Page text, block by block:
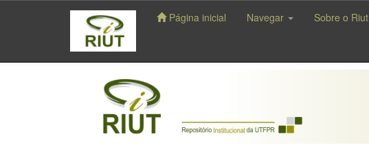
navigation
Página inicial Navegar Sobre o Riut